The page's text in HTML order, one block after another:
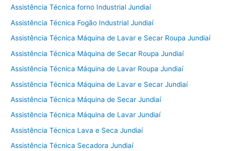
Assistência Técnica forno Industrial Jundiaí
Assistência Técnica Fogão Industrial Jundiaí
Assistência Técnica Máquina de Lavar e Secar Roupa Jundiaí
Assistência Técnica Máquina de Secar Roupa Jundiaí
Assistência Técnica Máquina de Lavar Roupa Jundiaí
Assistência Técnica Máquina de Lavar e Secar Jundiaí
Assistência Técnica Máquina de Secar Jundiaí
Assistência Técnica Máquina de Lavar Jundiaí
Assistência Técnica Lava e Seca Jundiaí
Assistência Técnica Secadora Jundiaí